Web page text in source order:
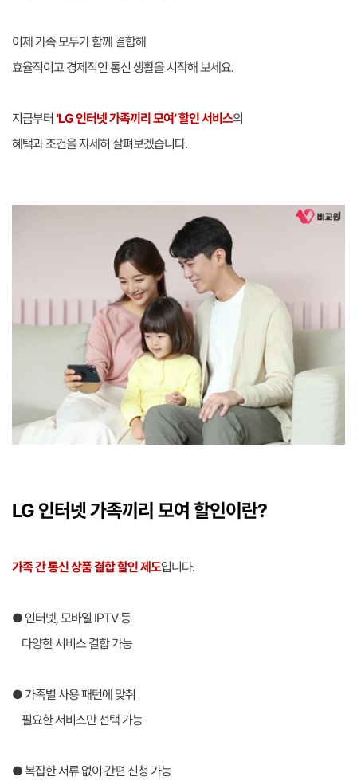
이제 가족 모두가 함께 결합해
효율적이고 경제적인 통신 생활을 시작해 보세요.
지금부터 ‘LG 인터넷 가족끼리 모여’ 할인 서비스의
혜택과 조건을 자세히 살펴보겠습니다.
LG 인터넷 가족끼리 모여 할인이란?
가족 간 통신 상품 결합 할인 제도입니다.
● 인터넷, 모바일 IPTV 등
다양한 서비스 결합 가능
● 가족별 사용 패턴에 맞춰
필요한 서비스만 선택 가능
● 복잡한 서류 없이 간편 신청 가능